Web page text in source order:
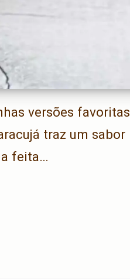
versões favoritas
traz um sabor
feita…